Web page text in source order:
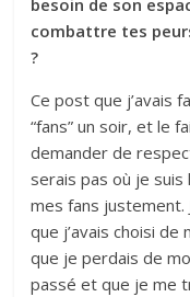
combattre tes
?
Ce post que j’avais
“fans” un soir, et le
demander de
serais pas où je
mes fans
que j’avais choisi
que je perdais de
passé et que je me